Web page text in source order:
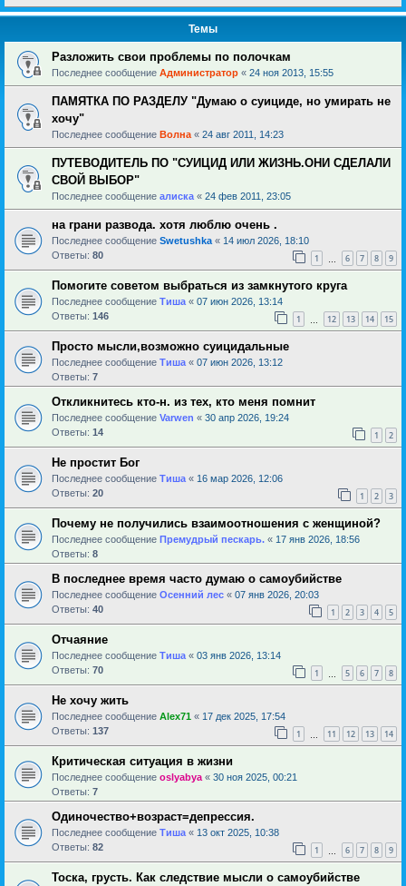
Темы
Разложить свои проблемы по полочкам
Последнее сообщение Администратор « 24 ноя 2013, 15:55
ПАМЯТКА ПО РАЗДЕЛУ "Думаю о суициде, но умирать не
хочу"
Последнее сообщение Волна « 24 авг 2011, 14:23
ПУТЕВОДИТЕЛЬ ПО "СУИЦИД ИЛИ ЖИЗНЬ.ОНИ СДЕЛАЛИ
СВОЙ ВЫБОР"
Последнее сообщение алиска « 24 фев 2011, 23:05
на грани развода. хотя люблю очень .
Последнее сообщение Swetushka « 14 июл 2026, 18:10
Ответы: 80 1 6 7 8 9
Помогите советом выбраться из замкнутого круга
Последнее сообщение Тиша « 07 июн 2026, 13:14
Ответы: 146 1 12 13 14 15
Просто мысли,возможно суицидальные
Последнее сообщение Тиша « 07 июн 2026, 13:12
Ответы: 7
Откликнитесь кто-н. из тех, кто меня помнит
Последнее сообщение Varwen « 30 апр 2026, 19:24
Ответы: 14 1 2
Не простит Бог
Последнее сообщение Тиша « 16 мар 2026, 12:06
Ответы: 20 1 2 3
Почему не получились взаимоотношения с женщиной?
Последнее сообщение Премудрый пескарь. « 17 янв 2026, 18:56
Ответы: 8
В последнее время часто думаю о самоубийстве
Последнее сообщение Осенний лес « 07 янв 2026, 20:03
Ответы: 40 1 2 3 4 5
Отчаяние
Последнее сообщение Тиша « 03 янв 2026, 13:14
Ответы: 70 1 5 6 7 8
Не хочу жить
Последнее сообщение Alex71 « 17 дек 2025, 17:54
Ответы: 137 1 11 12 13 14
Критическая ситуация в жизни
Последнее сообщение oslyabya « 30 ноя 2025, 00:21
Ответы: 7
Одиночество+возраст=депрессия.
Последнее сообщение Тиша « 13 окт 2025, 10:38
Ответы: 82 1 6 7 8 9
Тоска, грусть. Как следствие мысли о самоубийстве